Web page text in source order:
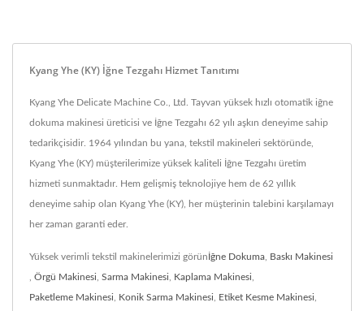
Kyang Yhe (KY) İğne Tezgahı Hizmet Tanıtımı
Kyang Yhe Delicate Machine Co., Ltd. Tayvan yüksek hızlı otomatik iğne
dokuma makinesi üreticisi ve İğne Tezgahı 62 yılı aşkın deneyime sahip
tedarikçisidir. 1964 yılından bu yana, tekstil makineleri sektöründe,
Kyang Yhe (KY) müşterilerimize yüksek kaliteli İğne Tezgahı üretim
hizmeti sunmaktadır. Hem gelişmiş teknolojiye hem de 62 yıllık
deneyime sahip olan Kyang Yhe (KY), her müşterinin talebini karşılamayı
her zaman garanti eder.
Yüksek verimli tekstil makinelerimizi görünİğne Dokuma Baskı Makinesi
Örgü Makinesi Sarma Makinesi Kaplama Makinesi
Paketleme Makinesi Konik Sarma Makinesi Etiket Kesme Makinesi